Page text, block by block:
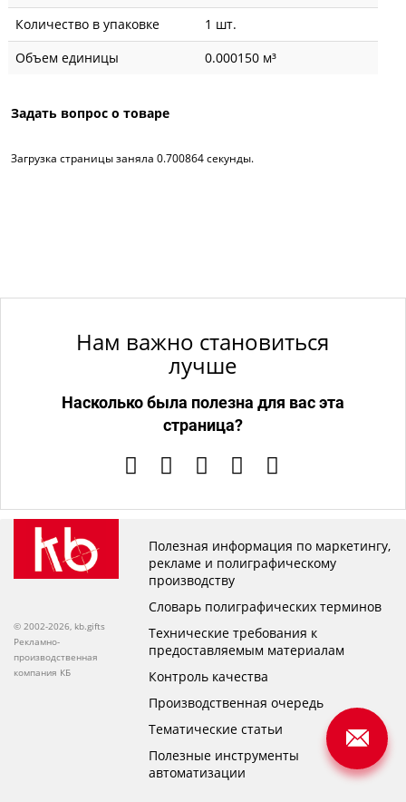
Количество в упаковке
1 шт.
Объем единицы
0.000150 м³
Задать вопрос о товаре
Загрузка страницы заняла 0.700864 секунды.
Нам важно становиться
лучше
Насколько была полезна для вас эта
страница?
© 2002-2026, kb.gifts
Рекламно-
производственная
компания КБ
Полезная информация по маркетингу,
рекламе и полиграфическому
производству
Словарь полиграфических терминов
Технические требования к
предоставляемым материалам
Контроль качества
Производственная очередь
Тематические статьи
Полезные инструменты
автоматизации